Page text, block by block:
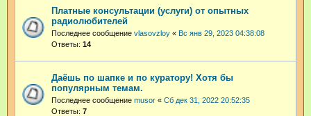
Платные консультации (услуги) от опытных
радиолюбителей
Последнее сообщение vlasovzloy « Вс янв 29, 2023 04:38:08
Ответы: 14
Даёшь по шапке и по куратору! Хотя бы
популярным темам.
Последнее сообщение musor « Сб дек 31, 2022 20:52:35
Ответы: 7